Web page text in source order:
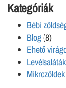
in
progress
Kategóriák
Bébi
Blog(8)
Ehető
Levélsaláták
Mikrozöldek